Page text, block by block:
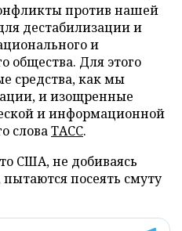
против нашей
дестабилизации и
и
общества. Для этого
средства, как мы
и изощренные
и информационной
словаТАСС.
США, не добиваясь
пытаются посеять смуту